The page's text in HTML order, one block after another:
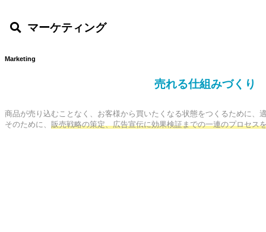
マーケティング
Marketing
売れる仕組みづくり
商品が売り込むことなく、お客様から買いたくなる状態をつくるために
そのために、 販売戦略の策定、広告宣伝に効果検証までの一連のプロセス